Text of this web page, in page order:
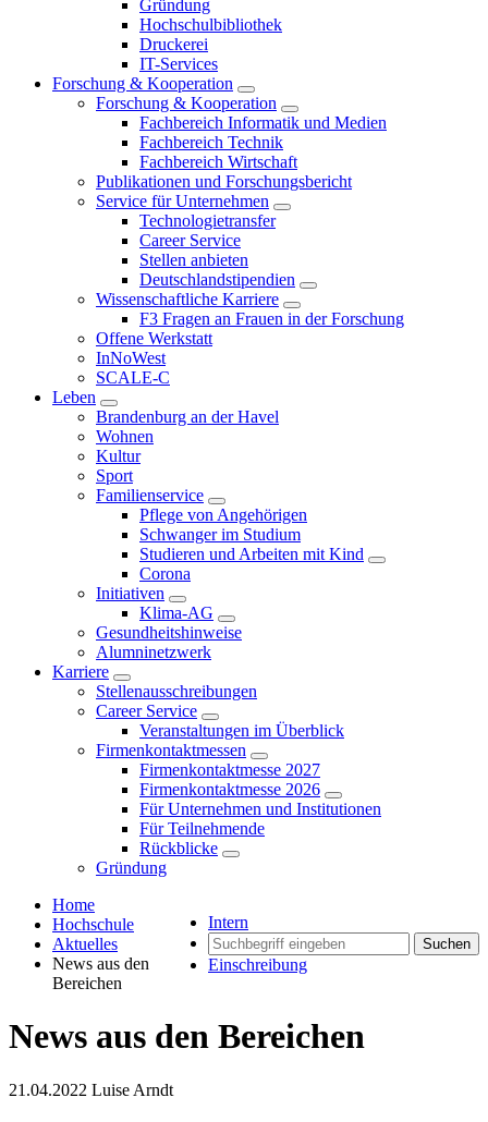
Gründung
Hochschulbibliothek
Druckerei
IT-Services
Forschung & Kooperation
Forschung & Kooperation
Fachbereich Informatik und Medien
Fachbereich Technik
Fachbereich Wirtschaft
Publikationen und Forschungsbericht
Service für Unternehmen
Technologietransfer
Career Service
Stellen anbieten
Deutschlandstipendien
Wissenschaftliche Karriere
F3 Fragen an Frauen in der Forschung
Offene Werkstatt
InNoWest
SCALE-C
Leben
Brandenburg an der Havel
Wohnen
Kultur
Sport
Familienservice
Pflege von Angehörigen
Schwanger im Studium
Studieren und Arbeiten mit Kind
Corona
Initiativen
Klima-AG
Gesundheitshinweise
Alumninetzwerk
Karriere
Stellenausschreibungen
Career Service
Veranstaltungen im Überblick
Firmenkontaktmessen
Firmenkontaktmesse 2027
Firmenkontaktmesse 2026
Für Unternehmen und Institutionen
Für Teilnehmende
Rückblicke
Gründung
Intern
Suchen
Einschreibung
Home
Hochschule
Aktuelles
News aus den
Bereichen
News aus den Bereichen
21.04.2022 Luise Arndt